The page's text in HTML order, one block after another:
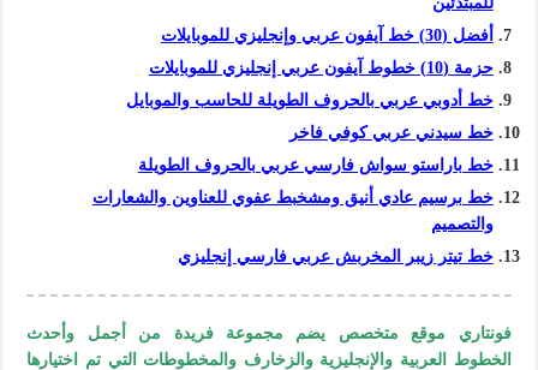
أفضل (30) خط آيفون عربي وإنجليزي للموبايلات
حزمة (10) خطوط آيفون عربي إنجليزي للموبايلات
خط أدوبي عربي بالحروف الطويلة للحاسب والموبايل
خط سيدني عربي كوفي فاخر
خط باراستو سواش فارسي عربي بالحروف الطويلة
خط برسيم عادي أنيق ومشخبط عفوي للعناوين والشعارات
والتصميم
خط تيتر زيبر المخربش عربي فارسي إنجليزي
فونتاري موقع متخصص يضم مجموعة فريدة من أجمل وأحدث
الخطوط العربية والإنجليزية والزخارف والمخطوطات التي تم اختيارها